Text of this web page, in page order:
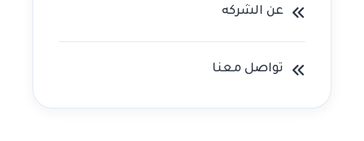
عن الشركه
تواصل معنا